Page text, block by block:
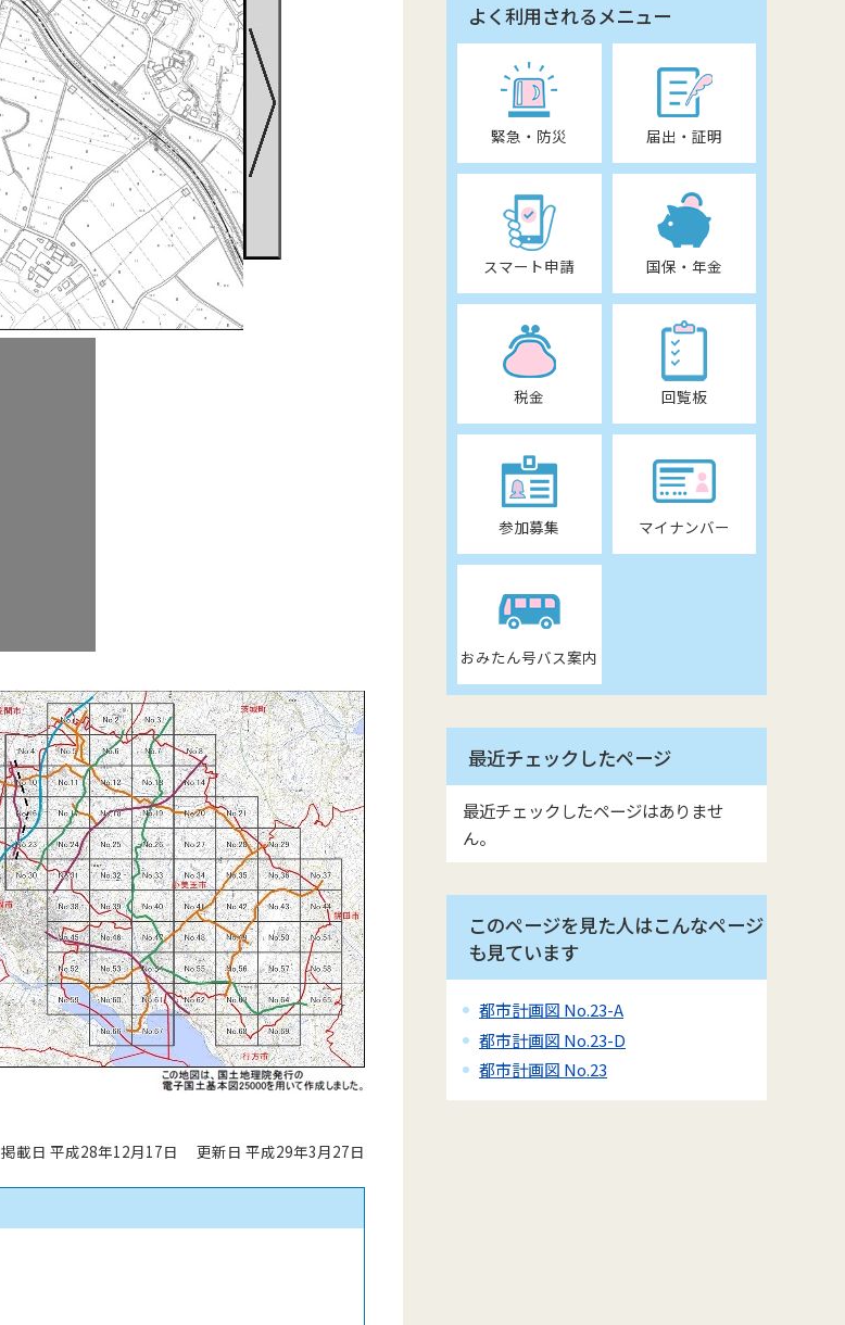
掲載日 平成28年12月17日 更新日 平成29年3月27日
よく利用されるメニュー
緊急・防災 届出・証明
スマート申請 国保・年金
税金 回覧板
参加募集 マイナンバー
おみたん号バス案内
最近チェックしたページ
最近チェックしたページはありませ
ん。
このページを見た人はこんなページ
も見ています
都市計画図 No.23-A
都市計画図 No.23-D
都市計画図 No.23